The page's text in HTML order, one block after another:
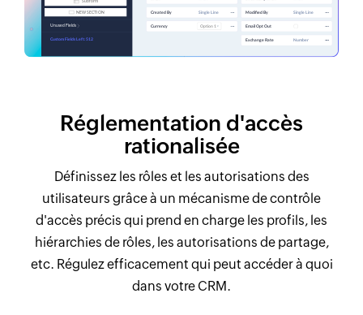
Réglementation d'accès
rationalisée
Définissez les rôles et les autorisations des
utilisateurs grâce à un mécanisme de contrôle
d'accès précis qui prend en charge les profils, les
hiérarchies de rôles, les autorisations de partage,
etc. Régulez efficacement qui peut accéder à quoi
dans votre CRM.